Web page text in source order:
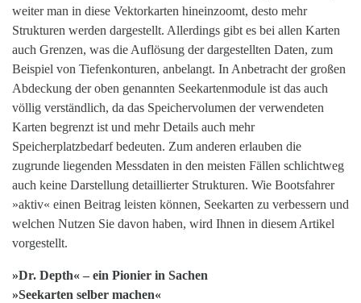
weiter man in diese Vektorkarten hineinzoomt, desto mehr
Strukturen werden dargestellt. Allerdings gibt es bei allen Karten
auch Grenzen, was die Auflösung der dargestellten Daten, zum
Beispiel von Tiefenkonturen, anbelangt. In Anbetracht der großen
Abdeckung der oben genannten Seekartenmodule ist das auch
völlig verständlich, da das Speichervolumen der verwendeten
Karten begrenzt ist und mehr Details auch mehr
Speicherplatzbedarf bedeuten. Zum anderen erlauben die
zugrunde liegenden Messdaten in den meisten Fällen schlichtweg
auch keine Darstellung detaillierter Strukturen. Wie Bootsfahrer
»aktiv« einen Beitrag leisten können, Seekarten zu verbessern und
welchen Nutzen Sie davon haben, wird Ihnen in diesem Artikel
vorgestellt.
»Dr. Depth« – ein Pionier in Sachen
»Seekarten selber machen«